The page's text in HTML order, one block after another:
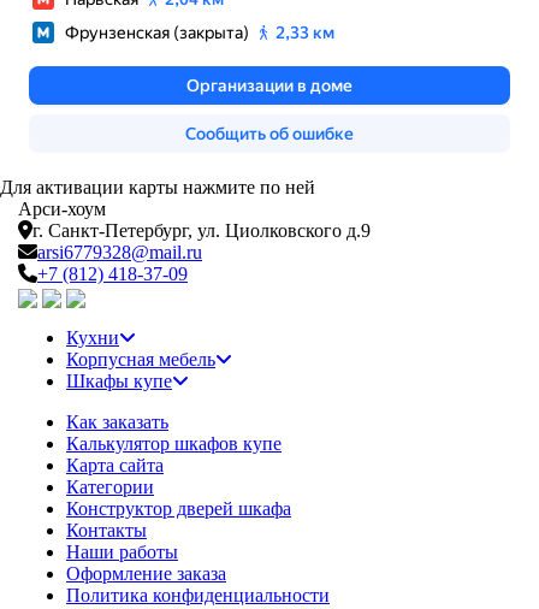
Для активации карты нажмите по ней
Арси-хоум
г. Санкт-Петербург, ул. Циолковского д.9
arsi6779328@mail.ru
+7 (812) 418-37-09
Кухни
Корпусная мебель
Шкафы купе
Как заказать
Калькулятор шкафов купе
Карта сайта
Категории
Конструктор дверей шкафа
Контакты
Наши работы
Оформление заказа
Политика конфиденциальности